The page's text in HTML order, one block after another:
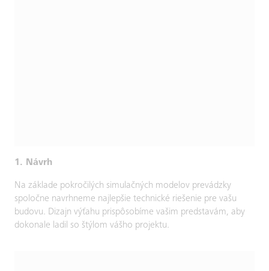
1. Návrh
Na základe pokročilých simulačných modelov prevádzky
spoločne navrhneme najlepšie technické riešenie pre vašu
budovu. Dizajn výťahu prispôsobíme vašim predstavám, aby
dokonale ladil so štýlom vášho projektu.